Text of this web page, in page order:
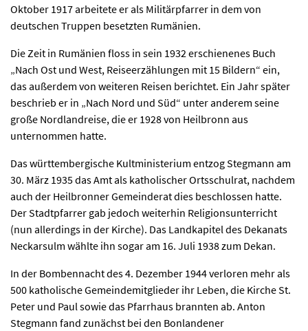
Oktober 1917 arbeitete er als Militärpfarrer in dem von
deutschen Truppen besetzten Rumänien.
Die Zeit in Rumänien floss in sein 1932 erschienenes Buch
„Nach Ost und West, Reiseerzählungen mit 15 Bildern“ ein,
das außerdem von weiteren Reisen berichtet. Ein Jahr später
beschrieb er in „Nach Nord und Süd“ unter anderem seine
große Nordlandreise, die er 1928 von Heilbronn aus
unternommen hatte.
Das württembergische Kultministerium entzog Stegmann am
30. März 1935 das Amt als katholischer Ortsschulrat, nachdem
auch der Heilbronner Gemeinderat dies beschlossen hatte.
Der Stadtpfarrer gab jedoch weiterhin Religionsunterricht
(nun allerdings in der Kirche). Das Landkapitel des Dekanats
Neckarsulm wählte ihn sogar am 16. Juli 1938 zum Dekan.
In der Bombennacht des 4. Dezember 1944 verloren mehr als
500 katholische Gemeindemitglieder ihr Leben, die Kirche St.
Peter und Paul sowie das Pfarrhaus brannten ab. Anton
Stegmann fand zunächst bei den Bonlandener